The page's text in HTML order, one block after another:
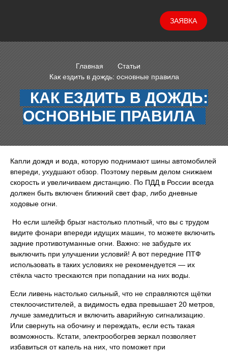
ЗАЯВКА
Главная
Статьи
Как ездить в дождь: основные правила
КАК ЕЗДИТЬ В ДОЖДЬ:
ОСНОВНЫЕ ПРАВИЛА
Капли дождя и вода, которую поднимают шины автомобилей
впереди, ухудшают обзор. Поэтому первым делом снижаем
скорость и увеличиваем дистанцию. По ПДД в России всегда
должен быть включен ближний свет фар, либо дневные
ходовые огни.
Но если шлейф брызг настолько плотный, что вы с трудом
видите фонари впереди идущих машин, то можете включить
задние противотуманные огни. Важно: не забудьте их
выключить при улучшении условий! А вот передние ПТФ
использовать в таких условиях не рекомендуется — их
стёкла часто трескаются при попадании на них воды.
Если ливень настолько сильный, что не справляются щётки
стеклоочистителей, а видимость едва превышает 20 метров,
лучше замедлиться и включить аварийную сигнализацию.
Или свернуть на обочину и переждать, если есть такая
возможность. Кстати, электрообогрев зеркал позволяет
избавиться от капель на них, что поможет при